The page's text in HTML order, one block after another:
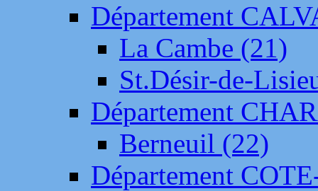
Département
La Cambe (21)
St.Désir-de-
Département
Berneuil (22)
Département